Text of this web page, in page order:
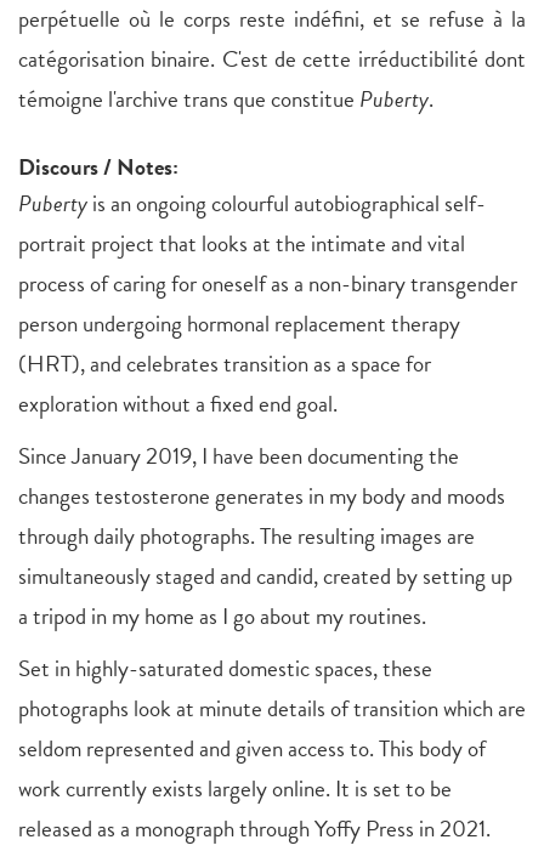
perpétuelle où le corps reste indéfini, et se refuse à la
catégorisation binaire. C'est de cette irréductibilité dont
témoigne l'archive trans que constitue Puberty.
Discours / Notes:
Pubertyis an ongoing colourful autobiographical self-
portrait project that looks at the intimate and vital
process of caring for oneself as a non-binary transgender
person undergoing hormonal replacement therapy
(HRT), and celebrates transition as a space for
exploration without a fixed end goal.
Since January 2019, I have been documenting the
changes testosterone generates in my body and moods
through daily photographs. The resulting images are
simultaneously staged and candid, created by setting up
a tripod in my home as I go about my routines.
Set in highly-saturated domestic spaces, these
photographs look at minute details of transition which are
seldom represented and given access to. This body of
work currently exists largely online. It is set to be
released as a monograph through Yoffy Press in 2021.